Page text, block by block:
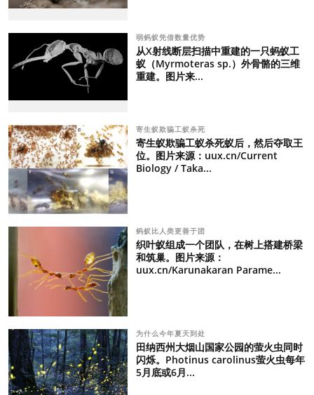
弱蚂蚁凭借数量优势
从X射线断层扫描中重建的一只蚂蚁工
蚁（Myrmoteras sp.）外骨骼的三维
重建。图片来...
寄生蚁欺骗工蚁杀死
寄生蚁欺骗工蚁杀死蚁后，然后夺取王
位。图片来源：uux.cn/Current
Biology / Taka...
蚂蚁比人类更善于团
织叶蚁组成一个团队，在树上搭建桥梁
和筑巢。图片来源：
uux.cn/Karunakaran Parame...
为什么今年夏天到处
田纳西州大烟山国家公园的萤火虫同时
闪烁。Photinus carolinus萤火虫每年
5月底或6月...